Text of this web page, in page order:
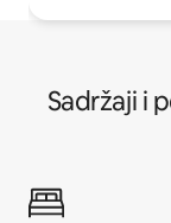
Sadržaji i